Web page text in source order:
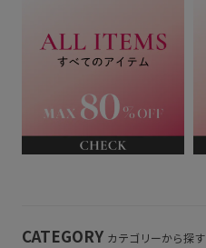
CATEGORY カテゴリーから探す